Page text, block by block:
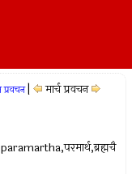
प्रवचन मार्च प्रवचन